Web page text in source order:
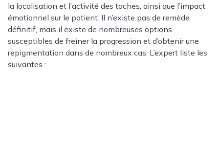
la localisation et l’activité des taches, ainsi que l’impact
émotionnel sur le patient. Il n’existe pas de remède
définitif, mais il existe de nombreuses options
susceptibles de freiner la progression et d’obtenir une
repigmentation dans de nombreux cas. L’expert liste les
suivantes :